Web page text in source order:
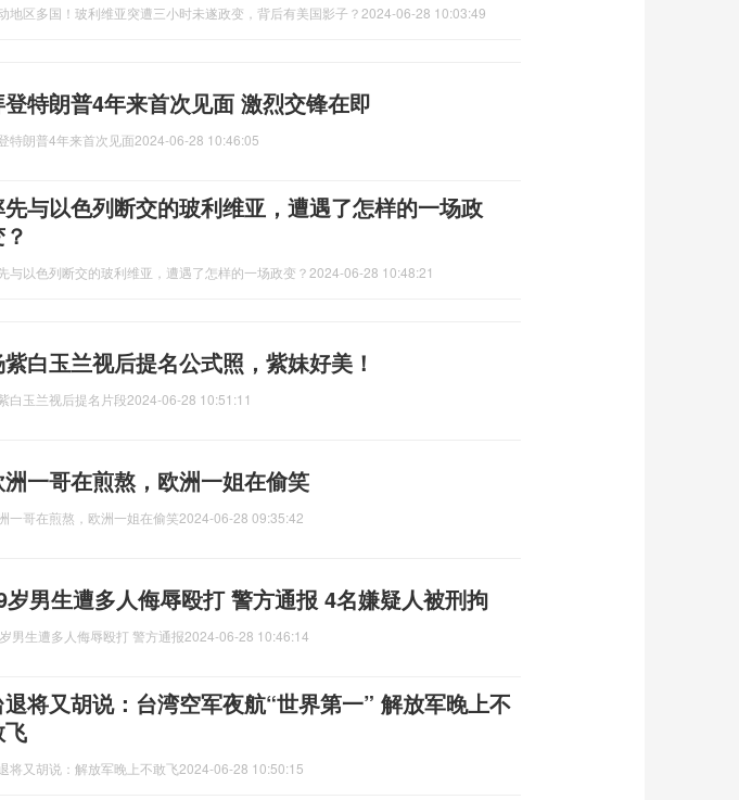
地区多国！玻利维亚突遭三小时未遂政变，背后有美国影子？ 2024-06-28 10:03:49
登特朗普4年来首次见面 激烈交锋在即
特朗普4年来首次见面2024-06-28 10:46:05
与以色列断交的玻利维亚，遭遇了怎样的一场政
与以色列断交的玻利维亚，遭遇了怎样的一场政变？ 2024-06-28 10:48:21
白玉兰视后提名公式照，紫妹好美！
白玉兰视后提名片段2024-06-28 10:51:11
洲一哥在煎熬，欧洲一姐在偷笑
一哥在煎熬，欧洲一姐在偷笑2024-06-28 09:35:42
岁男生遭多人侮辱殴打 警方通报 4名嫌疑人被刑拘
男生遭多人侮辱殴打 警方通报2024-06-28 10:46:14
退将又胡说：台湾空军夜航“世界第一” 解放军晚上不
将又胡说：解放军晚上不敢飞2024-06-28 10:50:15